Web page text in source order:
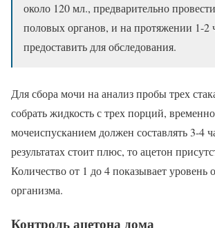
около 120 мл., предварительно
половых органов, и на протяжении 1-2
предоставить для обследования.
Для сбора мочи на анализ пробы трех
собрать жидкость с трех порций,
мочеиспусканием должен составлять 3-4
результатах стоит плюс, то ацетон
Количество от 1 до 4 показывает уровень
организма.
Контроль ацетона дома